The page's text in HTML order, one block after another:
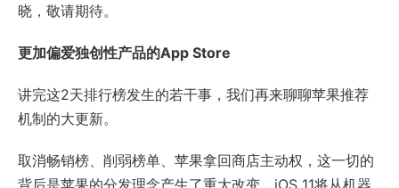
晓，敬请期待。
更加偏爱独创性产品的App Store
讲完这2天排行榜发生的若干事，我们再来聊聊苹果推荐
机制的大更新。
取消畅销榜、削弱榜单、苹果拿回商店主动权，这一切的
背后是苹果的分发理念产生了重大改变，iOS 11将从机器